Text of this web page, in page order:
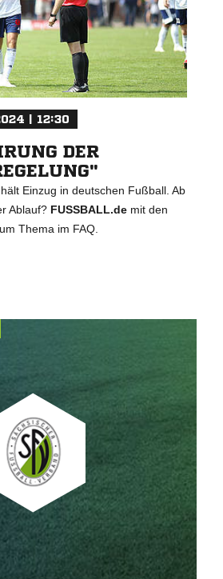
| 12:30
DER
Einzug in deutschen Fußball. Ab
Ablauf? FUSSBALL.de mit den
Thema im FAQ.